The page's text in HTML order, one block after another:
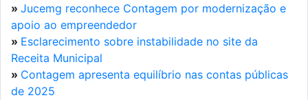
» Jucemg reconhece Contagem por modernização e
apoio ao empreendedor
» Esclarecimento sobre instabilidade no site da
Receita Municipal
» Contagem apresenta equilíbrio nas contas públicas
de 2025